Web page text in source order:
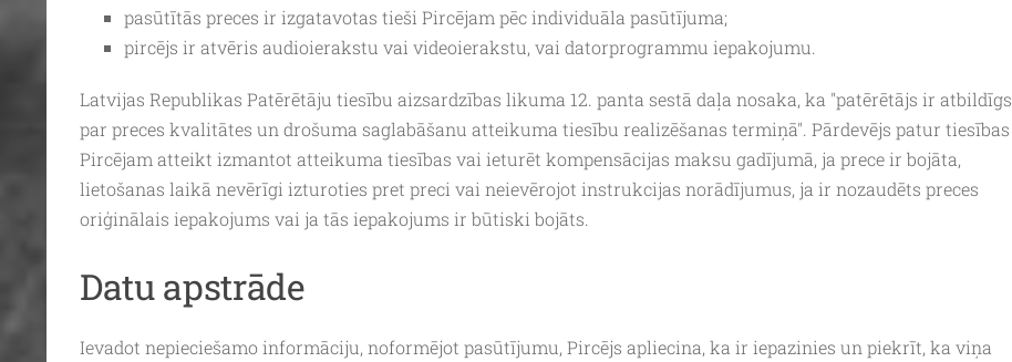
pasūtītās preces ir izgatavotas tieši Pircējam pēc individuāla pasūtījuma;
pircējs ir atvēris audioierakstu vai videoierakstu, vai datorprogrammu iepakojumu.
Latvijas Republikas Patērētāju tiesību aizsardzības likuma 12. panta sestā daļa nosaka, ka "patērētājs ir atbildīgs
par preces kvalitātes un drošuma saglabāšanu atteikuma tiesību realizēšanas termiņā". Pārdevējs patur tiesības
Pircējam atteikt izmantot atteikuma tiesības vai ieturēt kompensācijas maksu gadījumā, ja prece ir bojāta,
lietošanas laikā nevērīgi izturoties pret preci vai neievērojot instrukcijas norādījumus, ja ir nozaudēts preces
oriģinālais iepakojums vai ja tās iepakojums ir būtiski bojāts.
Datu apstrāde
Ievadot nepieciešamo informāciju, noformējot pasūtījumu, Pircējs apliecina, ka ir iepazinies un piekrīt, ka viņa